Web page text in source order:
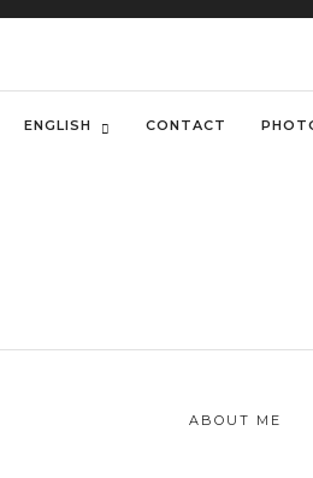
ENGLISH CONTACT
ABOUT ME